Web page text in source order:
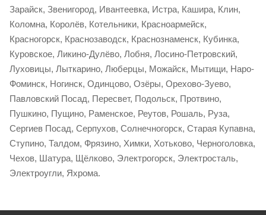
Зарайск, Звенигород, Ивантеевка, Истра, Кашира, Клин,
Коломна, Королёв, Котельники, Красноармейск,
Красногорск, Краснозаводск, Краснознаменск, Кубинка,
Куровское, Ликино-Дулёво, Лобня, Лосино-Петровский,
Луховицы, Лыткарино, Люберцы, Можайск, Мытищи, Наро-
Фоминск, Ногинск, Одинцово, Озёры, Орехово-Зуево,
Павловский Посад, Пересвет, Подольск, Протвино,
Пушкино, Пущино, Раменское, Реутов, Рошаль, Руза,
Сергиев Посад, Серпухов, Солнечногорск, Старая Купавна,
Ступино, Талдом, Фрязино, Химки, Хотьково, Черноголовка,
Чехов, Шатура, Щёлково, Электрогорск, Электросталь,
Электроугли, Яхрома.